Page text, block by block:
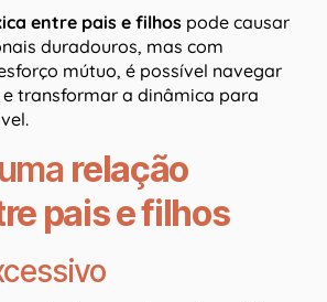
entre pais e filhos pode causar
duradouros, mas com
mútuo, é possível navegar
transformar a dinâmica para
relação
pais e filhos